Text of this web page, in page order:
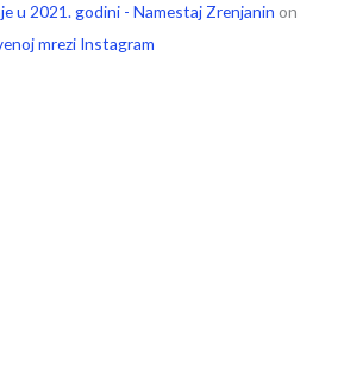
u 2021. godini - Namestaj Zrenjanin on
mrezi Instagram